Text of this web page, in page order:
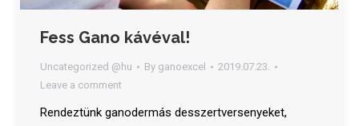
Fess Gano kávéval!
Uncategorized @hu By ganoexcel
2019.07.23.
Leave a comment
Rendeztünk ganodermás desszertversenyeket,